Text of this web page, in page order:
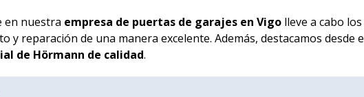
en nuestra empresa de puertas de garajes en Vigo lleve a cabo los
reparación de una manera excelente. Además, destacamos desde
de Hörmann de calidad.